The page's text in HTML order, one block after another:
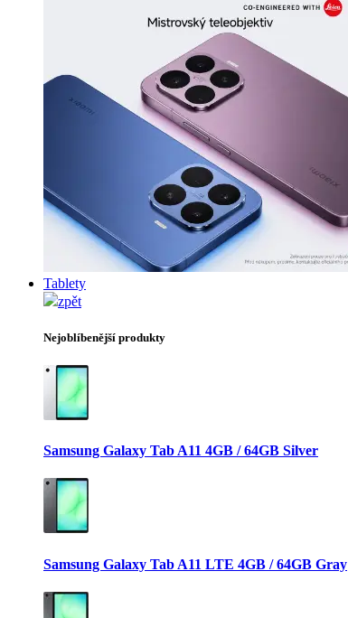
Tablety
zpět
Nejoblíbenější produkty
Samsung Galaxy Tab A11 4GB / 64GB Silver
Samsung Galaxy Tab A11 LTE 4GB / 64GB Gray